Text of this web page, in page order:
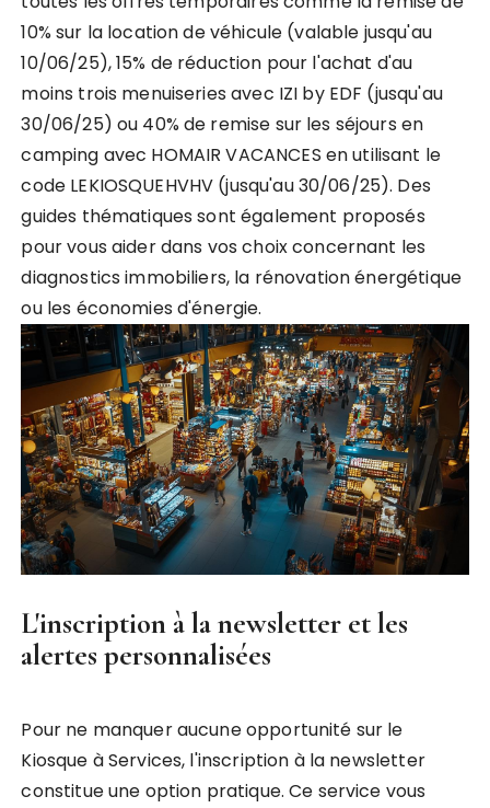
10% sur la location de véhicule (valable jusqu'au
10/06/25), 15% de réduction pour l'achat d'au
moins trois menuiseries avec IZI by EDF (jusqu'au
30/06/25) ou 40% de remise sur les séjours en
camping avec HOMAIR VACANCES en utilisant le
code LEKIOSQUEHVHV (jusqu'au 30/06/25). Des
guides thématiques sont également proposés
pour vous aider dans vos choix concernant les
diagnostics immobiliers, la rénovation énergétique
ou les économies d'énergie.
L'inscription à la newsletter et les
alertes personnalisées
Pour ne manquer aucune opportunité sur le
Kiosque à Services, l'inscription à la newsletter
constitue une option pratique. Ce service vous